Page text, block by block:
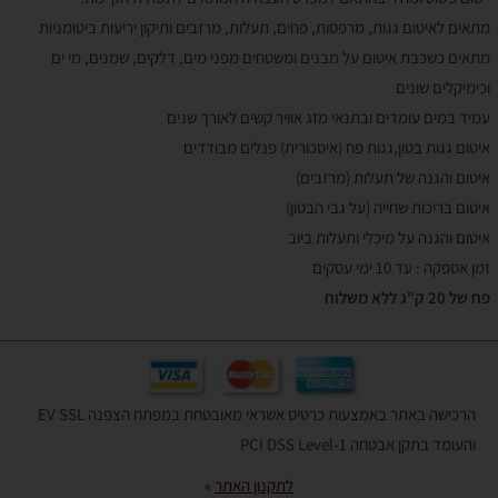
מתאים לאיטום גגות, מרפסות, פחים, תעלות, מרזבים ותיקון יריעות ביטומניות
מתאים כשכבת איטום על מבנים ומשטחים מפני מים, דלקים, שמנים, מי ים
וכימיקלים שונים
עמיד במים עומדים ובתנאי מזג אוויר קשים לאורך שנים
איטום גגות בטון,גגות פח (איסכורית) פנלים מבודדים
איטום והגנה של תעלות (מרזבים)
איטום בריכות שחייה (על גבי הבטון)
איטום והגנה על מיכלי ותעלות ביוב
זמן אספקה : עד 10 ימי עסקים
פח של 20 ק"ג ללא משלוח
הרכישה באתר באמצעות כרטיס אשראי מאובטחת במפתח הצפנה EV SSL
והעומד בתקן אבטחה PCI DSS Level-1
לתקנון האתר»